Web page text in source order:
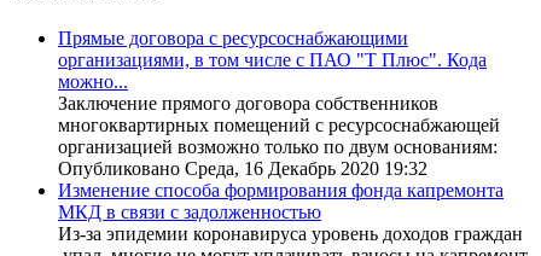
Прямые договора с ресурсоснабжающими
организациями, в том числе с ПАО "Т Плюс". Кода
можно...
Заключение прямого договора собственников
многоквартирных помещений с ресурсоснабжающей
организацией возможно только по двум основаниям:
Опубликовано Среда, 16 Декабрь 2020 19:32
Изменение способа формирования фонда капремонта
МКД в связи с задолженностью
Из-за эпидемии коронавируса уровень доходов граждан